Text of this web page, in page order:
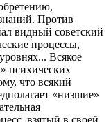
Против
видный советский
процессы,
Всякое
психических
что всякий
«низшие»